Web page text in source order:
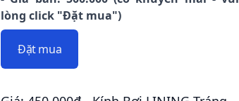
lòng click "Đặt mua")
Đặt mua